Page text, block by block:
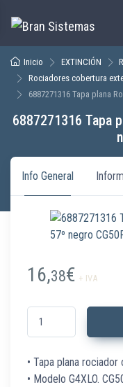
Inicio EXTINCIÓN
Rociadores cobertura
6887271316 Tapa plana
6887271316 Tapa
Info General
16,38€ + IVA
6887271316 Tapa
• Tapa plana rociador
• Modelo G4XLO.